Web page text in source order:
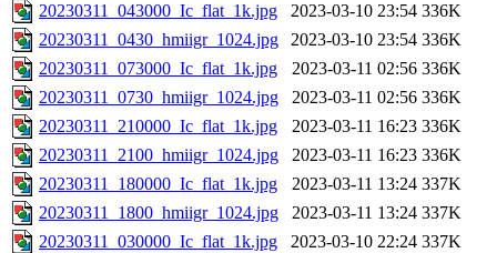
20230311_043000_Ic_flat_1k.jpg
2023-03-10 23:54 336K
20230311_0430_hmiigr_1024.jpg
2023-03-10 23:54 336K
20230311_073000_Ic_flat_1k.jpg
2023-03-11 02:56 336K
20230311_0730_hmiigr_1024.jpg
2023-03-11 02:56 336K
20230311_210000_Ic_flat_1k.jpg
2023-03-11 16:23 336K
20230311_2100_hmiigr_1024.jpg
2023-03-11 16:23 336K
20230311_180000_Ic_flat_1k.jpg
2023-03-11 13:24 337K
20230311_1800_hmiigr_1024.jpg
2023-03-11 13:24 337K
20230311_030000_Ic_flat_1k.jpg
2023-03-10 22:24 337K